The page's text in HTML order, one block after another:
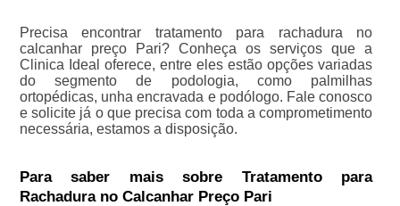
Precisa encontrar tratamento para rachadura no
calcanhar preço Pari? Conheça os serviços que a
Clinica Ideal oferece, entre eles estão opções variadas
do segmento de podologia, como palmilhas
ortopédicas, unha encravada e podólogo. Fale conosco
e solicite já o que precisa com toda a comprometimento
necessária, estamos a disposição.
Para saber mais sobre Tratamento para
Rachadura no Calcanhar Preço Pari